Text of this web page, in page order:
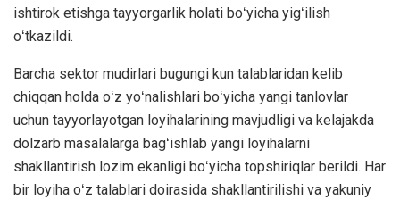
ishtirok etishga tayyorgarlik holati boʻyicha yigʻilish
oʻtkazildi.
Barcha sektor mudirlari bugungi kun talablaridan kelib
chiqqan holda oʻz yoʻnalishlari boʻyicha yangi tanlovlar
uchun tayyorlayotgan loyihalarining mavjudligi va kelajakda
dolzarb masalalarga bagʻishlab yangi loyihalarni
shakllantirish lozim ekanligi boʻyicha topshiriqlar berildi. Har
bir loyiha oʻz talablari doirasida shakllantirilishi va yakuniy